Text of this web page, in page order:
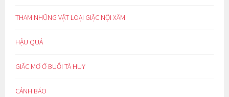
THAM NHŨNG VẶT LOẠI GIẶC NỘI XÂM
HẬU QUẢ
GIẤC MƠ Ở BUỔI TÀ HUY
CẢNH BÁO